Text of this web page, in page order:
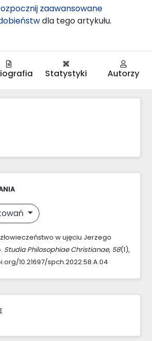
zaawansowane
dla tego artykułu.
Statystyki Autorzy
w ujęciu Jerzego
Studia Philosophiae Christianae, 58(1),
10.21697/spch.2022.58.A.04